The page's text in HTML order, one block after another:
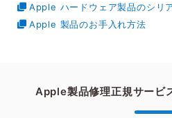
Apple ハードウェア製品のシリ
Apple 製品のお手入れ方法
Apple製品修理正規サービ